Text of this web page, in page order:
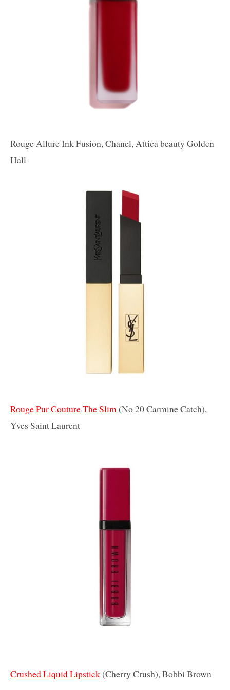
Rouge Allure Ink Fusion, Chanel, Attica beauty Golden
Hall
Rouge Pur Couture The Slim (No 20 Carmine Catch),
Yves Saint Laurent
Crushed Liquid Lipstick (Cherry Crush), Bobbi Brown